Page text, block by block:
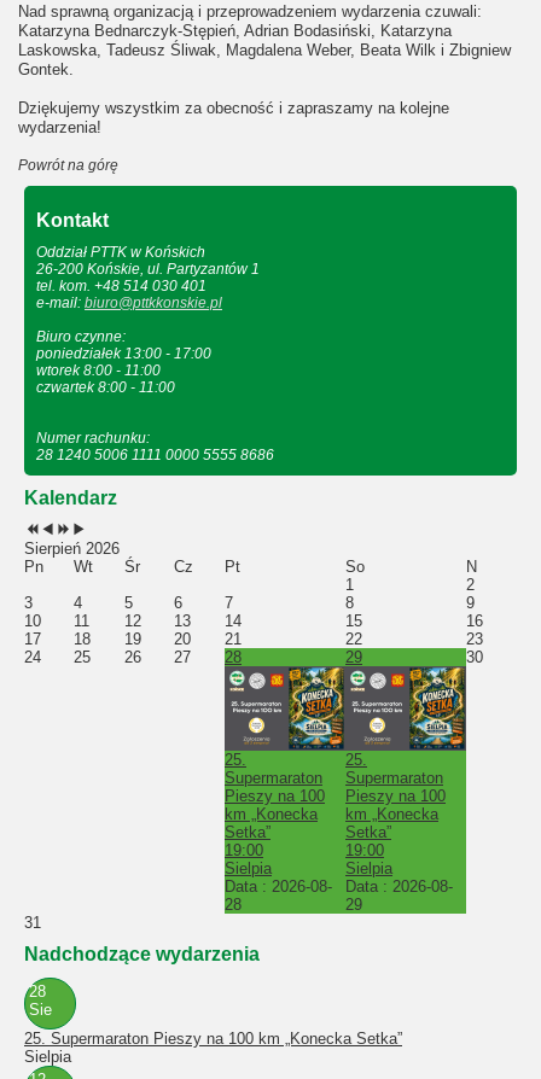
Nad sprawną organizacją i przeprowadzeniem wydarzenia czuwali:
Katarzyna Bednarczyk-Stępień, Adrian Bodasiński, Katarzyna
Laskowska, Tadeusz Śliwak, Magdalena Weber, Beata Wilk i Zbigniew
Gontek.
Dziękujemy wszystkim za obecność i zapraszamy na kolejne
wydarzenia!
Powrót na górę
Kontakt
Oddział PTTK w Końskich
26-200 Końskie, ul. Partyzantów 1
tel. kom. +48 514 030 401
e-mail: biuro@pttkkonskie.pl
Biuro czynne:
poniedziałek 13:00 - 17:00
wtorek 8:00 - 11:00
czwartek 8:00 - 11:00
Numer rachunku:
28 1240 5006 1111 0000 5555 8686
Kalendarz
Sierpień 2026
Pn
Wt Śr Cz Pt So
N
1
2
3
4 5 6 7 8
9
10
11 12 13 14 15
16
17
18 19 20 21 22
23
24
25 26 27 28
25.
Supermaraton
Pieszy na 100
km „Konecka
Setka”
19:00
Sielpia
Data : 2026-08-
28
29
25.
Supermaraton
Pieszy na 100
km „Konecka
Setka”
19:00
Sielpia
Data : 2026-08-
29
30
31
Nadchodzące wydarzenia
28
Sie
25. Supermaraton Pieszy na 100 km „Konecka Setka”
Sielpia